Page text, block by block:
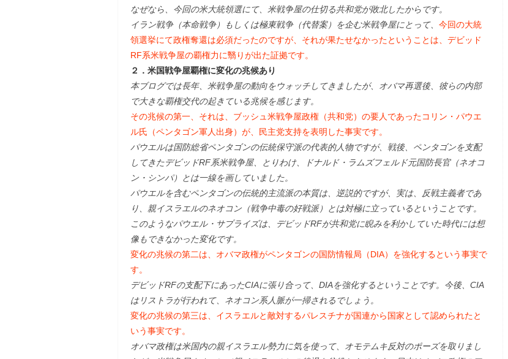
なぜなら、今回の米大統領選にて、米戦争屋の仕切る共和党が敗北したからです。
イラン戦争（本命戦争）もしくは極東戦争（代替案）を企む米戦争屋にとって、 今回の大統
領選挙にて政権奪還は必須だったのですが、それが果たせなかったということは、デビッド
RF系米戦争屋の覇権力に翳りが出た証拠です。
２．米国戦争屋覇権に変化の兆候あり
本ブログでは長年、米戦争屋の動向をウォッチしてきましたが、オバマ再選後、彼らの内部
で大きな覇権交代の起きている兆候を感じます。
その兆候の第一、それは、ブッシュ米戦争屋政権（共和党）の要人であったコリン・パウエ
ル氏（ペンタゴン軍人出身）が、民主党支持を表明した事実です。
パウエルは国防総省ペンタゴンの伝統保守派の代表的人物ですが、戦後、ペンタゴンを支配
してきたデビッドRF系米戦争屋、とりわけ、ドナルド・ラムズフェルド元国防長官（ネオコ
ン・シンパ）とは一線を画していました。
パウエルを含むペンタゴンの伝統的主流派の本質は、逆説的ですが、実は、反戦主義者であ
り、親イスラエルのネオコン（戦争中毒の好戦派）とは対極に立っているということです。
このようなパウエル・サプライズは、デビッドRFが共和党に睨みを利かしていた時代には想
像もできなかった変化です。
変化の兆候の第二は、オバマ政権がペンタゴンの国防情報局（DIA）を強化するという事実で
す。
デビッドRFの支配下にあったCIAに張り合って、DIAを強化するということです。今後、CIA
はリストラが行われて、ネオコン系人脈が一掃されるでしょう。
変化の兆候の第三は、イスラエルと敵対するパレスチナが国連から国家として認められたと
いう事実です。
オバマ政権は米国内の親イスラエル勢力に気を使って、オモテムキ反対のポーズを取りまし